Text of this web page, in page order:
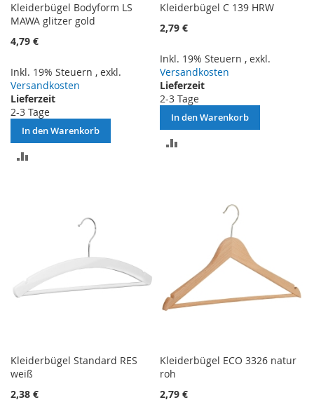
Kleiderbügel Bodyform LS
MAWA glitzer gold
4,79 €
Inkl. 19% Steuern , exkl.
Versandkosten
Lieferzeit
2-3 Tage
In den Warenkorb
Kleiderbügel C 139 HRW
2,79 €
Inkl. 19% Steuern ,exkl.
Versandkosten
Lieferzeit
2-3 Tage
In den Warenkorb
Kleiderbügel Standard RES
weiß
2,38 €
Kleiderbügel ECO 3326 natur
roh
2,79 €